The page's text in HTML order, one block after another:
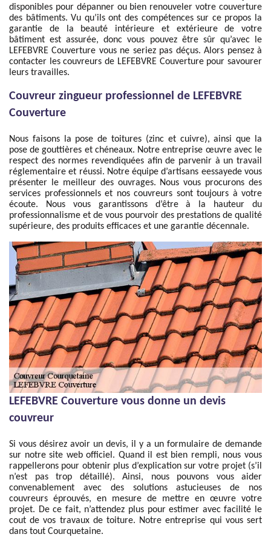
disponibles pour dépanner ou bien renouveler votre couverture
des bâtiments. Vu qu’ils ont des compétences sur ce propos la
garantie de la beauté intérieure et extérieure de votre
bâtiment est assurée, donc vous pouvez être sûr qu’avec le
LEFEBVRE Couverture vous ne seriez pas déçus. Alors pensez à
contacter les couvreurs de LEFEBVRE Couverture pour savourer
leurs travailles.
Couvreur zingueur professionnel de LEFEBVRE
Couverture
Nous faisons la pose de toitures (zinc et cuivre), ainsi que la
pose de gouttières et chéneaux. Notre entreprise œuvre avec le
respect des normes revendiquées afin de parvenir à un travail
réglementaire et réussi. Notre équipe d’artisans eessayede vous
présenter le meilleur des ouvrages. Nous vous procurons des
services professionnels et nos couvreurs sont toujours à votre
écoute. Nous vous garantissons d’être à la hauteur du
professionnalisme et de vous pourvoir des prestations de qualité
supérieure, des produits efficaces et une garantie décennale.
LEFEBVRE Couverture vous donne un devis
couvreur
Si vous désirez avoir un devis, il y a un formulaire de demande
sur notre site web officiel. Quand il est bien rempli, nous vous
rappellerons pour obtenir plus d’explication sur votre projet (s’il
n’est pas trop détaillé). Ainsi, nous pouvons vous aider
convenablement avec des solutions astucieuses de nos
couvreurs éprouvés, en mesure de mettre en œuvre votre
projet. De ce fait, n’attendez plus pour estimer avec facilité le
cout de vos travaux de toiture. Notre entreprise qui vous sert
dans tout Courquetaine.